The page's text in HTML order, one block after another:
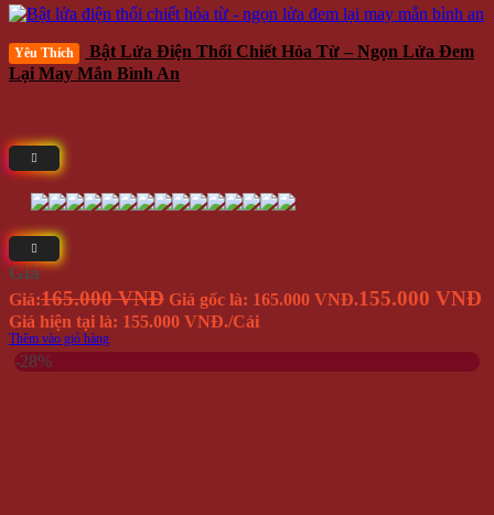
Yêu Thích
Bật Lửa Điện Thổi Chiết Hỏa Từ – Ngọn Lửa Đem
Lại May Mắn Bình An
Giá
Giá:165.000 VNĐ Giá gốc là: 165.000 VNĐ.155.000 VNĐ
Giá hiện tại là: 155.000 VNĐ./Cái
Thêm vào giỏ hàng
-28%